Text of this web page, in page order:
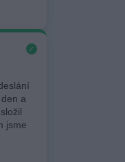
✓
a
jsme